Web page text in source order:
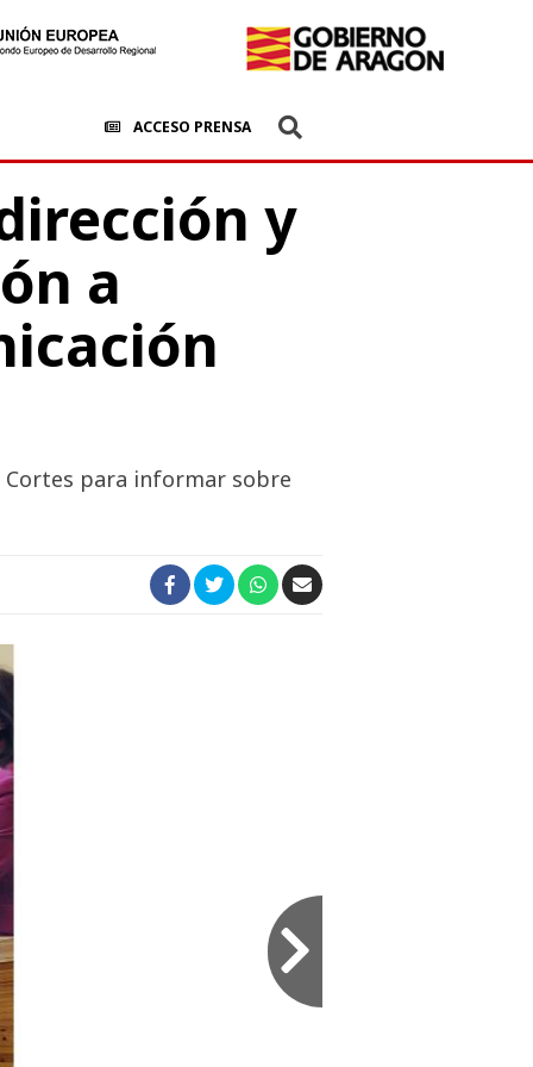
ACCESO PRENSA
y
a
Cortes para informar sobre